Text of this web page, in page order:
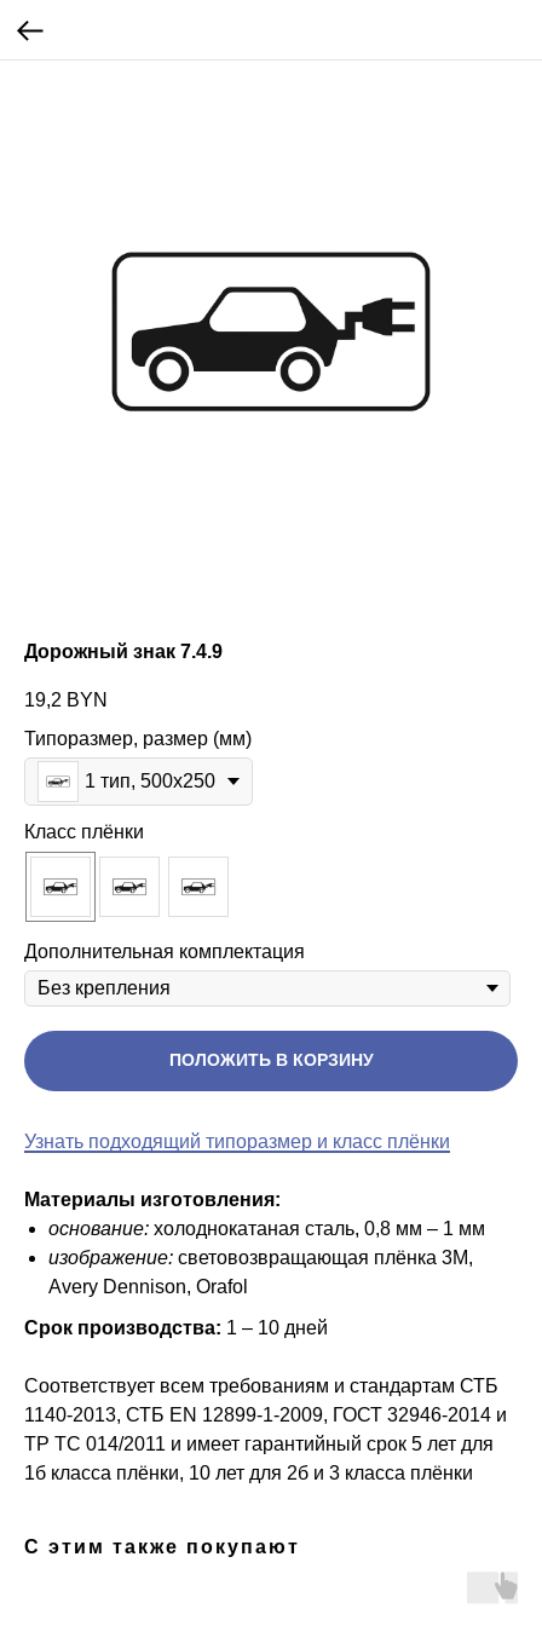
Дорожный знак 7.4.9
19,2 BYN
Типоразмер, размер (мм)
1 тип, 500х250
Класс плёнки
Дополнительная комплектация
ПОЛОЖИТЬ В КОРЗИНУ
Узнать подходящий типоразмер и класс плёнки
Материалы изготовления:
основание: холоднокатаная сталь, 0,8 мм – 1 мм
изображение: световозвращающая плёнка 3M,
Avery Dennison, Orafol
Срок производства: 1 – 10 дней
Соответствует всем требованиям и стандартам СТБ
1140-2013, СТБ ЕN 12899-1-2009, ГОСТ 32946-2014 и
ТР ТС 014/2011 и имеет гарантийный срок 5 лет для
1б класса плёнки, 10 лет для 2б и 3 класса плёнки
С этим также покупают